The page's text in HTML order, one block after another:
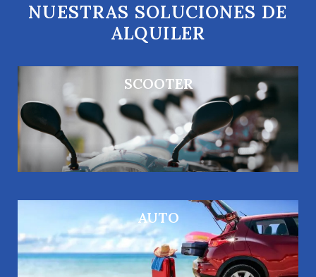
NUESTRAS SOLUCIONES DE
ALQUILER
SCOOTER
SCOOTER 125 CC Y 200 CC
Precios de 15 a 35 € por día según modelo,
temporada y duración del alquiler
RESERVAR
AUTO
AUTO
Precios de 25 a 80 € por día según modelo,
temporada y duración del alquiler